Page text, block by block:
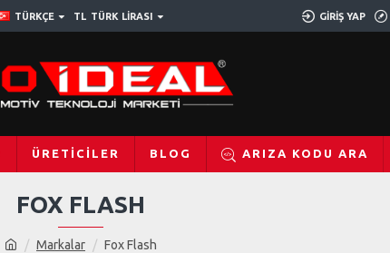
TÜRKÇE TL TÜRK LIRASI GIRIŞ YAP
ÜRETICILER BLOG ARIZA KODU ARA
Markalar Fox Flash
FOX FLASH